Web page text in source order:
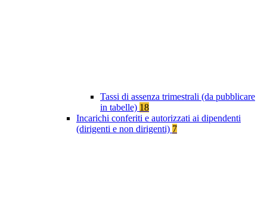
Tassi di assenza trimestrali (da pubblicare
in tabelle) 18
Incarichi conferiti e autorizzati ai dipendenti
(dirigenti e non dirigenti) 7